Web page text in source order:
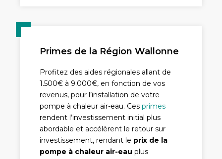
Primes de la Région Wallonne
Profitez des aides régionales allant de
1.500€ à 9.000€, en fonction de vos
revenus, pour l’installation de votre
pompe à chaleur air-eau. Ces primes
rendent l’investissement initial plus
abordable et accélèrent le retour sur
investissement, rendant le prix de la
pompe à chaleur air-eau plus